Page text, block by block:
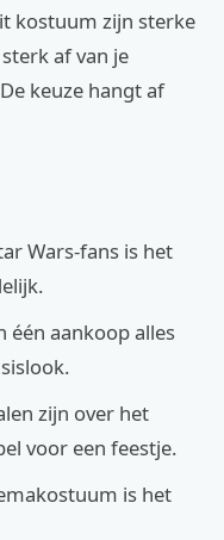
kostuum zijn sterke
af van je
keuze hangt af
Wars-fans is het
één aankoop alles
zijn over het
voor een feestje.
is het